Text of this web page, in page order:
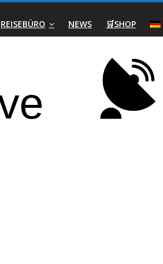
REISEBÜRO NEWS 🛒SHOP